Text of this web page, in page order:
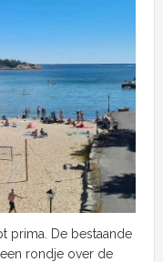
prima. De bestaande
rondje over de